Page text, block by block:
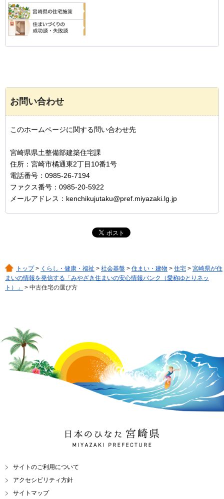
お問い合わせ
このホームページに関する問い合わせ先
宮崎県県土整備部建築住宅課
住所：宮崎市橘通東2丁目10番1号
電話番号：0985-26-7194
ファクス番号：0985-20-5922
メールアドレス：kenchikujutaku@pref.miyazaki.lg.jp
トップ> くらし・健康・福祉 > 社会基盤 > 住まい・建物 > 住宅 > 宮崎県が住
まいの情報を発信する「みやざき住まいの安心情報バンク（愛称ゆとりネッ
ト）」
> 中古住宅の選び方
日本のひなた 宮崎県
MIYAZAKI PREFECTURE
サイトのご利用について
アクセシビリティ方針
サイトマップ